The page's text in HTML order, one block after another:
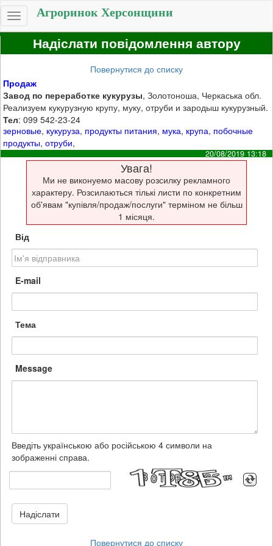
Toggle
navigation
Агроринок Херсонщини
Надіслати повідомлення автору
Повернутися до списку
Продаж
Завод по переработке кукурузы, Золотоноша, Черкаська обл.
Реализуем кукурузную крупу, муку, отруби и зародыш кукурузный.
Тел: 099 542-23-24
зерновые, кукуруза, продукты питания, мука, крупа, побочные
продукты,отруби,
20/08/2019 13:18
Увага!
Ми не виконуемо масову розсилку рекламного
характеру. Розсилаються тількі листи по конкретним
об'явам "купівля/продаж/послуги" терміном не більш
1 місяця.
Від
E-mail
Тема
Message
Введіть українською або російською 4 символи на
зображенні справа.
Надіслати
Повернутися до списку